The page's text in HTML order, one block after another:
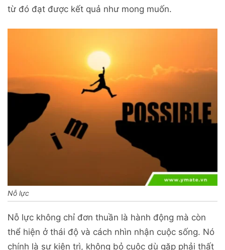
từ đó đạt được kết quả như mong muốn.
Nỗ lực
Nỗ lực không chỉ đơn thuần là hành động mà còn
thể hiện ở thái độ và cách nhìn nhận cuộc sống. Nó
chính là sự kiên trì, không bỏ cuộc dù gặp phải thất